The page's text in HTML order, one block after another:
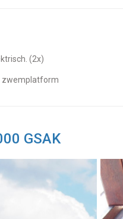
(2x)
zwemplatform
GSAK